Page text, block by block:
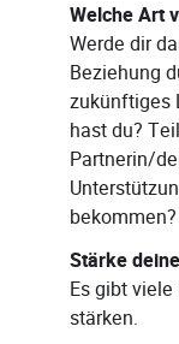
Welche Art
Werde dir
Beziehung
zukünftiges
hast du?
Partnerin/
bekommen?
Stärke
Es gibt
stärken.